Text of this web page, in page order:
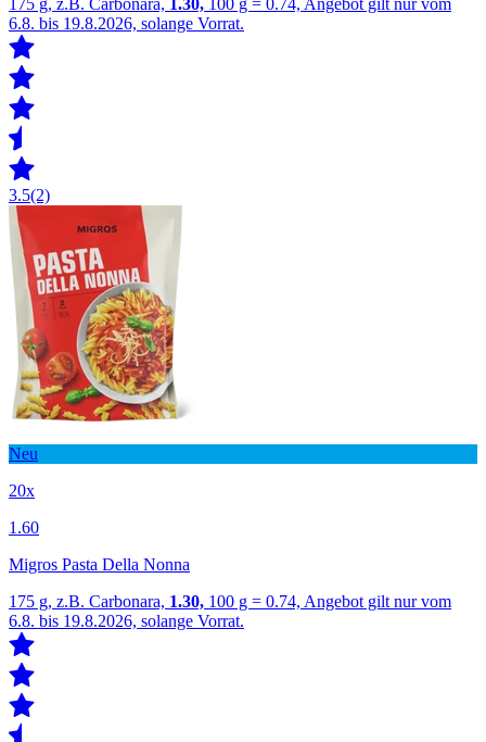
6.8. bis 19.8.2026, solange Vorrat.
3.5(2)
Neu
20x
1.60
Migros Pasta Della Nonna
175 g, z.B. Carbonara, 1.30, 100 g = 0.74, Angebot gilt nur vom
6.8. bis 19.8.2026, solange Vorrat.